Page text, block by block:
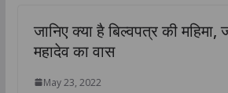
जानिए क्या है बिल्वपत्र की महिमा,
महादेव का वास
May 23, 2022